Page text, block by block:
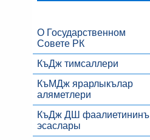
О Государственном
Совете РК
КъДж тимсаллери
КъМДж ярарлыкълар
аляметлери
КъДж ДШ фаалиетининъ
эсаслары